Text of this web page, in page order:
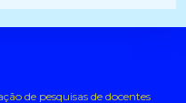
de pesquisas de docentes